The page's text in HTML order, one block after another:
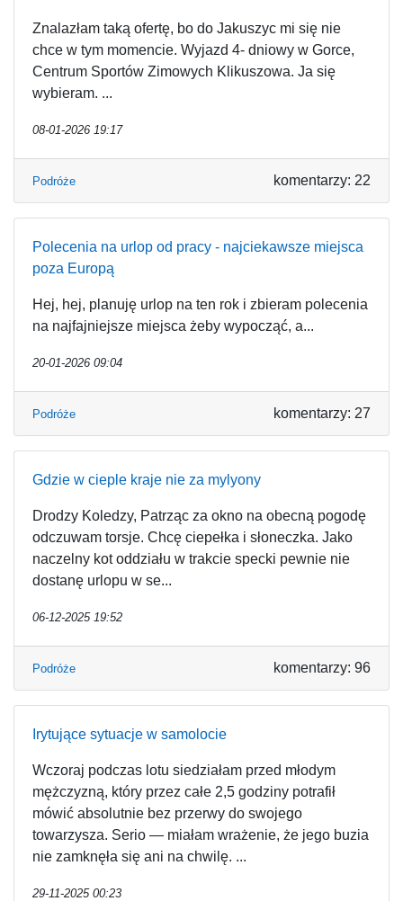
Znalazłam taką ofertę, bo do Jakuszyc mi się nie
chce w tym momencie. Wyjazd 4- dniowy w Gorce,
Centrum Sportów Zimowych Klikuszowa. Ja się
wybieram. ...
08-01-2026 19:17
Podróże komentarzy: 22
Polecenia na urlop od pracy - najciekawsze miejsca
poza Europą
Hej, hej, planuję urlop na ten rok i zbieram polecenia
na najfajniejsze miejsca żeby wypocząć, a...
20-01-2026 09:04
Podróże komentarzy: 27
Gdzie w cieple kraje nie za mylyony
Drodzy Koledzy, Patrząc za okno na obecną pogodę
odczuwam torsje. Chcę ciepełka i słoneczka. Jako
naczelny kot oddziału w trakcie specki pewnie nie
dostanę urlopu w se...
06-12-2025 19:52
Podróże komentarzy: 96
Irytujące sytuacje w samolocie
Wczoraj podczas lotu siedziałam przed młodym
mężczyzną, który przez całe 2,5 godziny potrafił
mówić absolutnie bez przerwy do swojego
towarzysza. Serio — miałam wrażenie, że jego buzia
nie zamknęła się ani na chwilę. ...
29-11-2025 00:23